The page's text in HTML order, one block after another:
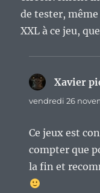
de tester,
XXL à ce jeu,
Xavier
vendredi 26
Ce jeux est
compter que
la fin et